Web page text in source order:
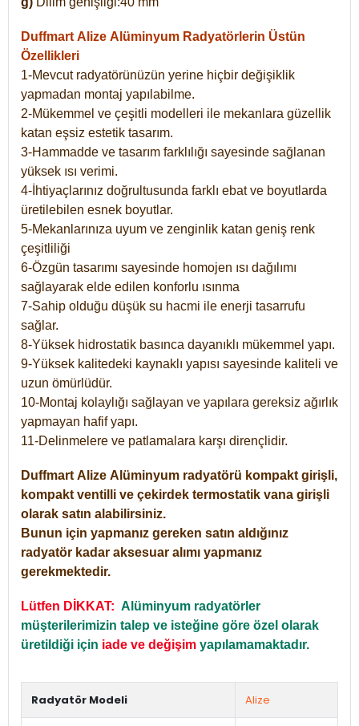
Duffmart Alize Alüminyum Radyatörlerin Üstün
Özellikleri
1-Mevcut radyatörünüzün yerine hiçbir değişiklik
yapmadan montaj yapılabilme.
2-Mükemmel ve çeşitli modelleri ile mekanlara güzellik
katan eşsiz estetik tasarım.
3-Hammadde ve tasarım farklılığı sayesinde sağlanan
yüksek ısı verimi.
4-İhtiyaçlarınız doğrultusunda farklı ebat ve boyutlarda
üretilebilen esnek boyutlar.
5-Mekanlarınıza uyum ve zenginlik katan geniş renk
çeşitliliği
6-Özgün tasarımı sayesinde homojen ısı dağılımı
sağlayarak elde edilen konforlu ısınma
7-Sahip olduğu düşük su hacmi ile enerji tasarrufu
sağlar.
8-Yüksek hidrostatik basınca dayanıklı mükemmel yapı.
9-Yüksek kalitedeki kaynaklı yapısı sayesinde kaliteli ve
uzun ömürlüdür.
10-Montaj kolaylığı sağlayan ve yapılara gereksiz ağırlık
yapmayan hafif yapı.
11-Delinmelere ve patlamalara karşı dirençlidir.
Duffmart Alize Alüminyum radyatörü kompakt girişli,
kompakt ventilli ve çekirdek termostatik vana girişli
olarak satın alabilirsiniz.
Bunun için yapmanız gereken satın aldığınız
radyatör kadar aksesuar alımı yapmanız
gerekmektedir.
Lütfen DİKKAT: Alüminyum radyatörler
müşterilerimizin talep ve isteğine göre özel olarak
üretildiği için iade ve değişim yapılamamaktadır.
Radyatör Modeli Alize